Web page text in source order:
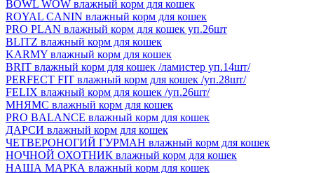
BOWL WOW влажный корм для кошек
ROYAL CANIN влажный корм для кошек
PRO PLAN влажный корм для кошек уп.26шт
BLITZ влажный корм для кошек
KARMY влажный корм для кошек
BRIT влажный корм для кошек /ламистер уп.14шт/
PERFECT FIT влажный корм для кошек /уп.28шт/
FELIX влажный корм для кошек /уп.26шт/
МНЯМС влажный корм для кошек
PRO BALANCE влажный корм для кошек
ДАРСИ влажный корм для кошек
ЧЕТВЕРОНОГИЙ ГУРМАН влажный корм для кошек
НОЧНОЙ ОХОТНИК влажный корм для кошек
НАША МАРКА влажный корм для кошек